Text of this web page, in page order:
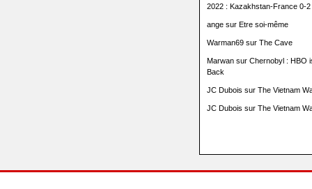
2022 : Kazakhstan-France 0-2
angesur Etre soi-même
Warman69sur The Cave
Marwansur Chernobyl : HBO
Back
JC Dubois sur The Vietnam
JC Dubois sur The Vietnam